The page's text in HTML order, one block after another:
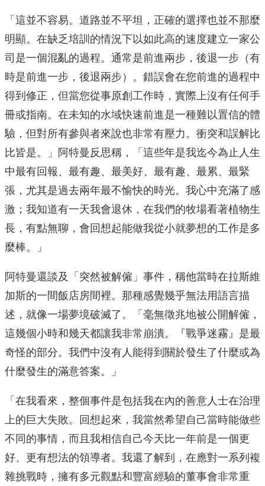
「這並不容易。道路並不平坦，正確的選擇也並不那麼
明顯。在缺乏培訓的情況下以如此高的速度建立一家公
司是一個混亂的過程。通常是前進兩步，後退一步（有
時是前進一步，後退兩步）。錯誤會在您前進的過程中
得到修正，但當您從事原創工作時，實際上沒有任何手
冊或指南。在未知的水域快速前進是一種難以置信的體
驗，但對所有參與者來說也非常有壓力。衝突和誤解比
比皆是。」阿特曼反思稱，「這些年是我迄今為止人生
中最有回報、最有趣、最美好、最有趣、最累、最緊
張，尤其是過去兩年最不愉快的時光。我心中充滿了感
激；我知道有一天我會退休，在我們的牧場看著植物生
長，有點無聊，會回想起能做我從小就夢想的工作是多
麼棒。」
阿特曼還談及「突然被解僱」事件，稱他當時在拉斯維
加斯的一間飯店房間裡。那種感覺幾乎無法用語言描
述，就像一場夢境破滅了。「毫無徵兆地被公開解僱，
這幾個小時和幾天都讓我非常崩潰。『戰爭迷霧』是最
奇怪的部分。我們中沒有人能得到關於發生了什麼或為
什麼發生的滿意答案。」
「在我看來，整個事件是包括我在內的善意人士在治理
上的巨大失敗。回想起來，我當然希望自己當時能做些
不同的事情，而且我相信自己今天比一年前是一個更
好、更有想法的領導者。我還了解到，在應對一系列複
雜挑戰時，擁有多元觀點和豐富經驗的董事會非常重